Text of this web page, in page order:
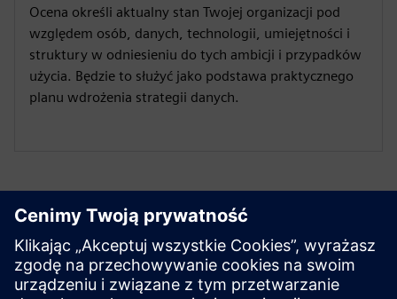
Ocena określi aktualny stan Twojej organizacji pod
względem osób, danych, technologii, umiejętności i
struktury w odniesieniu do tych ambicji i przypadków
użycia. Będzie to służyć jako podstawa praktycznego
planu wdrożenia strategii danych.
Poznaj zasoby i powiązane
produkty